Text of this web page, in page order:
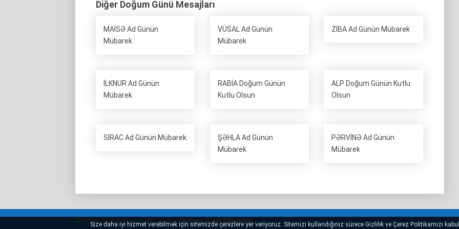
Diğer Doğum Günü Mesajları
MAİSƏ Ad Günün
Mübarek
VÜSAL Ad Günün
Mübarek
ZİBA Ad Günün Mübarek
İLKNUR Ad Günün
Mübarek
RABİA Doğum Günün
Kutlu Olsun
ALP Doğum Günün Kutlu
Olsun
SİRAC Ad Günün Mübarek
ŞƏHLA Ad Günün
Mübarek
PƏRVİNƏ Ad Günün
Mübarek
© 2026 Doğum Günü Mesajları -Doğum Günü Mesajlari
Size daha iyi hizmet verebilmek için sitemizde çerezlere yer veriyoruz. Sitemizi kullandığınız sürece Gizlilik ve Çerez Politikamızı